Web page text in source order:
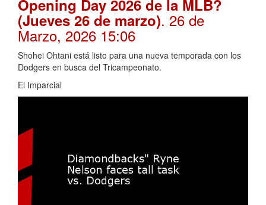
Opening Day 2026 de la MLB?
(Jueves 26 de marzo). 26 de
Marzo, 2026 15:06
Shohei Ohtani está listo para una nueva temporada con los
Dodgers en busca del Tricampeonato.
El Imparcial